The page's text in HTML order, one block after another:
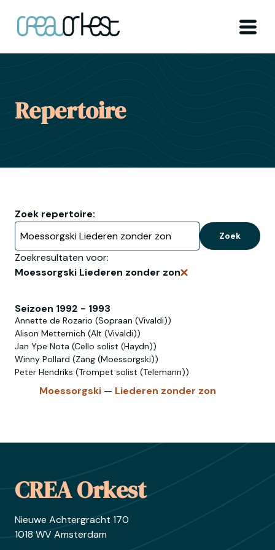
Menu
Repertoire
Zoek repertoire:
Zoek
Zoekresultaten voor:
Moessorgski Liederen zonder zonVerwijder
Seizoen 1992 - 1993
Annette de Rozario (Sopraan (Vivaldi))
Alison Metternich (Alt (Vivaldi))
Jan Ype Nota (Cello solist (Haydn))
Winny Pollard (Zang (Moessorgski))
Peter Hendriks (Trompet solist (Telemann))
Moessorgski — Liederen zonder zon
Footer
CREA Orkest
Nieuwe Achtergracht 170
1018 WV Amsterdam